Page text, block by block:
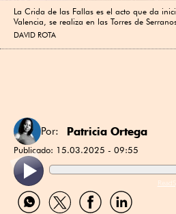
La Crida de las Fallas es el acto que da
Valencia, se realiza en las Torres de
DAVID ROTA
Por: Patricia Ortega
Publicado: 15.03.2025 - 09:55
Compartir
por
Compartir
por
Compartir
por
Compartir
por